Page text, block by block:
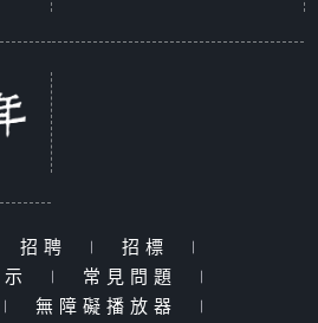
招聘 | 招標
|
示
| 常見問題
|
| 無障礙播放器 |